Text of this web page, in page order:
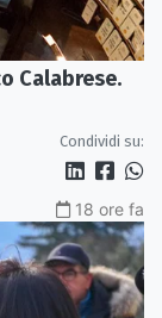
Calabrese.
Condividi su:
18 ore fa